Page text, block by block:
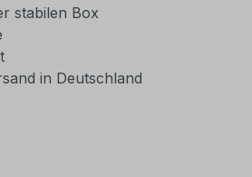
stabilen Box
in Deutschland